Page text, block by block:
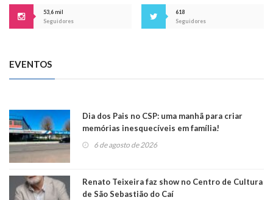
53,6 mil
Seguidores
618
Seguidores
EVENTOS
Dia dos Pais no CSP: uma manhã para criar
memórias inesquecíveis em família!
6 de agosto de 2026
Renato Teixeira faz show no Centro de Cultura
de São Sebastião do Caí